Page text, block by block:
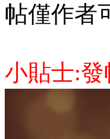
帖僅作者
小貼士:發